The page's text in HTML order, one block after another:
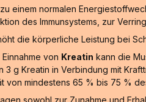
einem normalen
des Immunsystems, zur
die körperliche Leistung bei
von Kreatin kann die
3 g Kreatin in Verbindung mit
von mindestens 65 % bis 75 %
sowohl zur Zunahme und